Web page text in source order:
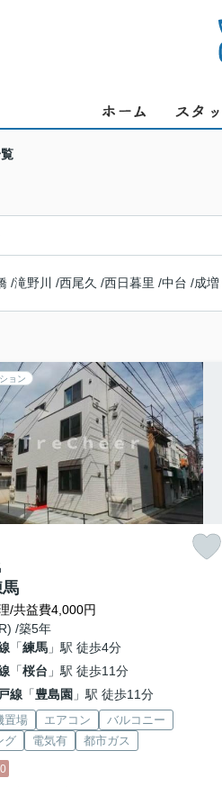
/滝野川 /西尾久 /西日暮里 /中台 /成増
ョン
/共益費4,000円
/築5年
「練馬」駅 徒歩4分
「桜台 」駅 徒歩11分
線「豊島園 」駅 徒歩11分
置場 エアコン
バルコニー
グ
電気有 都市ガス